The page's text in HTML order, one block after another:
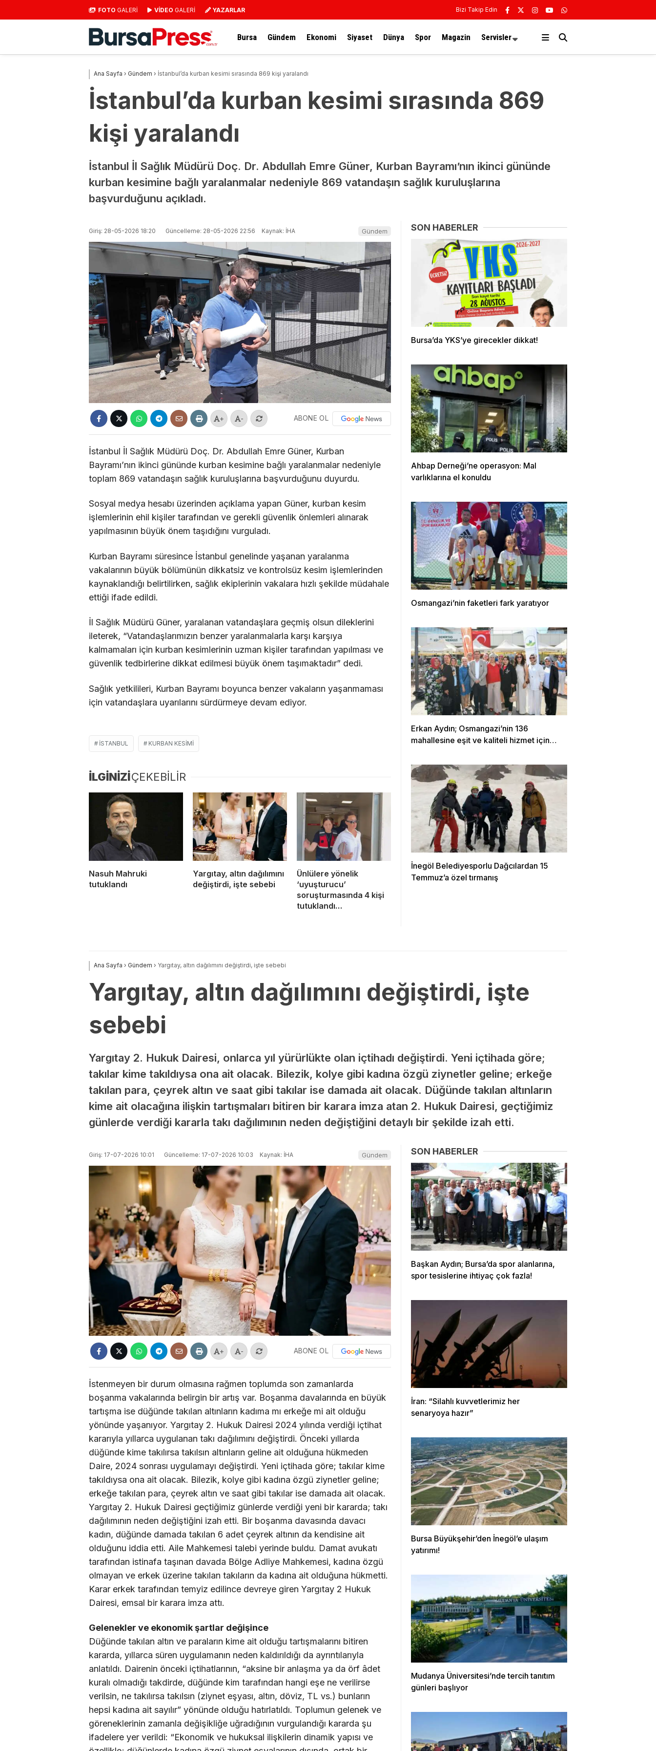
FOTO GALERİ VİDEO GALERİ YAZARLAR Bizi Takip Edin
Bursa Gündem Ekonomi Siyaset Dünya Spor Magazin Servisler
Ana Sayfa › Gündem › İstanbul’da kurban kesimi sırasında 869 kişi yaralandı
İstanbul’da kurban kesimi sırasında 869
kişi yaralandı
İstanbul İl Sağlık Müdürü Doç. Dr. Abdullah Emre Güner, Kurban Bayramı’nın ikinci gününde
kurban kesimine bağlı yaralanmalar nedeniyle 869 vatandaşın sağlık kuruluşlarına
başvurduğunu açıkladı.
Giriş: 28-05-2026 18:20 Güncelleme: 28-05-2026 22:56 Kaynak: İHA Gündem
+ - ABONE OL
İstanbul İl Sağlık Müdürü Doç. Dr. Abdullah Emre Güner, Kurban
Bayramı’nın ikinci gününde kurban kesimine bağlı yaralanmalar nedeniyle
toplam 869 vatandaşın sağlık kuruluşlarına başvurduğunu duyurdu.
Sosyal medya hesabı üzerinden açıklama yapan Güner, kurban kesim
işlemlerinin ehil kişiler tarafından ve gerekli güvenlik önlemleri alınarak
yapılmasının büyük önem taşıdığını vurguladı.
Kurban Bayramı süresince İstanbul genelinde yaşanan yaralanma
vakalarının büyük bölümünün dikkatsiz ve kontrolsüz kesim işlemlerinden
kaynaklandığı belirtilirken, sağlık ekiplerinin vakalara hızlı şekilde müdahale
ettiği ifade edildi.
İl Sağlık Müdürü Güner, yaralanan vatandaşlara geçmiş olsun dileklerini
ileterek, “Vatandaşlarımızın benzer yaralanmalarla karşı karşıya
kalmamaları için kurban kesimlerinin uzman kişiler tarafından yapılması ve
güvenlik tedbirlerine dikkat edilmesi büyük önem taşımaktadır” dedi.
Sağlık yetkilileri, Kurban Bayramı boyunca benzer vakaların yaşanmaması
için vatandaşlara uyarılarını sürdürmeye devam ediyor.
İSTANBUL KURBAN KESIMI
İLGİNİZİÇEKEBİLİR
Nasuh Mahruki
tutuklandı
Yargıtay, altın dağılımını
değiştirdi, işte sebebi
Ünlülere yönelik
‘uyuşturucu’
soruşturmasında 4 kişi
tutuklandı…
SON HABERLER
Bursa’da YKS’ye girecekler dikkat!
Ahbap Derneği’ne operasyon: Mal
varlıklarına el konuldu
Osmangazi’nin faketleri fark yaratıyor
Erkan Aydın; Osmangazi’nin 136
mahallesine eşit ve kaliteli hizmet için
İnegöl Belediyesporlu Dağcılardan 15
Temmuz’a özel tırmanış
Ana Sayfa › Gündem › Yargıtay, altın dağılımını değiştirdi, işte sebebi
Yargıtay, altın dağılımını değiştirdi, işte
sebebi
Yargıtay 2. Hukuk Dairesi, onlarca yıl yürürlükte olan içtihadı değiştirdi. Yeni içtihada göre;
takılar kime takıldıysa ona ait olacak. Bilezik, kolye gibi kadına özgü ziynetler geline; erkeğe
takılan para, çeyrek altın ve saat gibi takılar ise damada ait olacak. Düğünde takılan altınların
kime ait olacağına ilişkin tartışmaları bitiren bir karara imza atan 2. Hukuk Dairesi, geçtiğimiz
günlerde verdiği kararla takı dağılımının neden değiştiğini detaylı bir şekilde izah etti.
Giriş: 17-07-2026 10:01 Güncelleme: 17-07-2026 10:03 Kaynak: İHA Gündem
+ - ABONE OL
İstenmeyen bir durum olmasına rağmen toplumda son zamanlarda
boşanma vakalarında belirgin bir artış var. Boşanma davalarında en büyük
tartışma ise düğünde takılan altınların kadıma mı erkeğe mi ait olduğu
yönünde yaşanıyor. Yargıtay 2. Hukuk Dairesi 2024 yılında verdiği içtihat
kararıyla yıllarca uygulanan takı dağılımını değiştirdi. Önceki yıllarda
düğünde kime takılırsa takılsın altınların geline ait olduğuna hükmeden
Daire, 2024 sonrası uygulamayı değiştirdi. Yeni içtihada göre; takılar kime
takıldıysa ona ait olacak. Bilezik, kolye gibi kadına özgü ziynetler geline;
erkeğe takılan para, çeyrek altın ve saat gibi takılar ise damada ait olacak.
Yargıtay 2. Hukuk Dairesi geçtiğimiz günlerde verdiği yeni bir kararda; takı
dağılımının neden değiştiğini izah etti. Bir boşanma davasında davacı
kadın, düğünde damada takılan 6 adet çeyrek altının da kendisine ait
olduğunu iddia etti. Aile Mahkemesi talebi yerinde buldu. Damat avukatı
tarafından istinafa taşınan davada Bölge Adliye Mahkemesi, kadına özgü
olmayan ve erkek üzerine takılan takıların da kadına ait olduğuna hükmetti.
Karar erkek tarafından temyiz edilince devreye giren Yargıtay 2 Hukuk
Dairesi, emsal bir karara imza attı.
Gelenekler ve ekonomik şartlar değişince
Düğünde takılan altın ve paraların kime ait olduğu tartışmalarını bitiren
kararda, yıllarca süren uygulamanın neden kaldırıldığı da ayrıntılarıyla
anlatıldı. Dairenin önceki içtihatlarının, “aksine bir anlaşma ya da örf âdet
kuralı olmadığı takdirde, düğünde kim tarafından hangi eşe ne verilirse
verilsin, ne takılırsa takılsın (ziynet eşyası, altın, döviz, TL vs.) bunların
hepsi kadına ait sayılır” yönünde olduğu hatırlatıldı. Toplumun gelenek ve
göreneklerinin zamanla değişikliğe uğradığının vurgulandığı kararda şu
ifadelere yer verildi: “Ekonomik ve hukuksal ilişkilerin dinamik yapısı ve
SON HABERLER
Başkan Aydın; Bursa’da spor alanlarına,
spor tesislerine ihtiyaç çok fazla!
İran: “Silahlı kuvvetlerimiz her
senaryoya hazır”
Bursa Büyükşehir’den İnegöl’e ulaşım
yatırımı!
Mudanya Üniversitesi’nde tercih tanıtım
günleri başlıyor